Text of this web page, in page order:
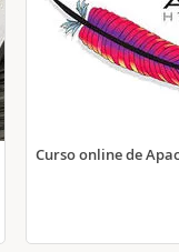
Curso online de